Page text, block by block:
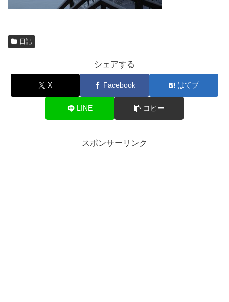
日記
シェアする
X Facebook はてブ
LINE コピー
スポンサーリンク